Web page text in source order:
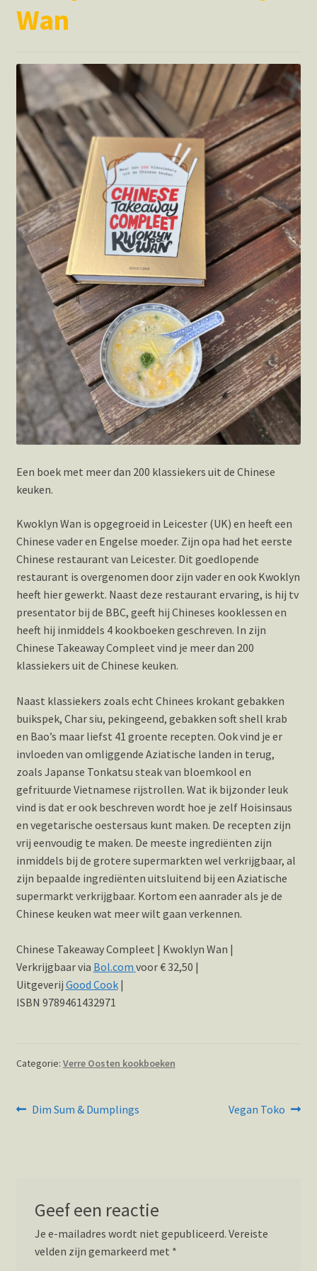
Hotspots en blogs
Wan
Een boek met meer dan 200 klassiekers uit de Chinese
keuken.
Kwoklyn Wan is opgegroeid in Leicester (UK) en heeft een
Chinese vader en Engelse moeder. Zijn opa had het eerste
Chinese restaurant van Leicester. Dit goedlopende
restaurant is overgenomen door zijn vader en ook Kwoklyn
heeft hier gewerkt. Naast deze restaurant ervaring, is hij tv
presentator bij de BBC, geeft hij Chineses kooklessen en
heeft hij inmiddels 4 kookboeken geschreven. In zijn
Chinese Takeaway Compleet vind je meer dan 200
klassiekers uit de Chinese keuken.
Naast klassiekers zoals echt Chinees krokant gebakken
buikspek, Char siu, pekingeend, gebakken soft shell krab
en Bao’s maar liefst 41 groente recepten. Ook vind je er
invloeden van omliggende Aziatische landen in terug,
zoals Japanse Tonkatsu steak van bloemkool en
gefrituurde Vietnamese rijstrollen. Wat ik bijzonder leuk
vind is dat er ook beschreven wordt hoe je zelf Hoisinsaus
en vegetarische oestersaus kunt maken. De recepten zijn
vrij eenvoudig te maken. De meeste ingrediënten zijn
inmiddels bij de grotere supermarkten wel verkrijgbaar, al
zijn bepaalde ingrediënten uitsluitend bij een Aziatische
supermarkt verkrijgbaar. Kortom een aanrader als je de
Chinese keuken wat meer wilt gaan verkennen.
Chinese Takeaway Compleet | Kwoklyn Wan |
Verkrijgbaar via Bol.com voor € 32,50 |
Uitgeverij Good Cook|
ISBN 9789461432971
Categorie: Verre Oosten kookboeken
Bericht
Vorig
Dim Sum & Dumplings
Volgend
Vegan Toko
Geef een reactie
Je e-mailadres wordt niet gepubliceerd. Vereiste
velden zijn gemarkeerd met *